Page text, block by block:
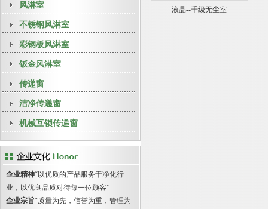
风淋室
不锈钢风淋室
彩钢板风淋室
钣金风淋室
传递窗
洁净传递窗
机械互锁传递窗
企业精神“以优质的产品服务于净化行
业，以优良品质对待每一位顾客”
企业宗旨“质量为先，信誉为重，管理为
液晶--千级无尘室